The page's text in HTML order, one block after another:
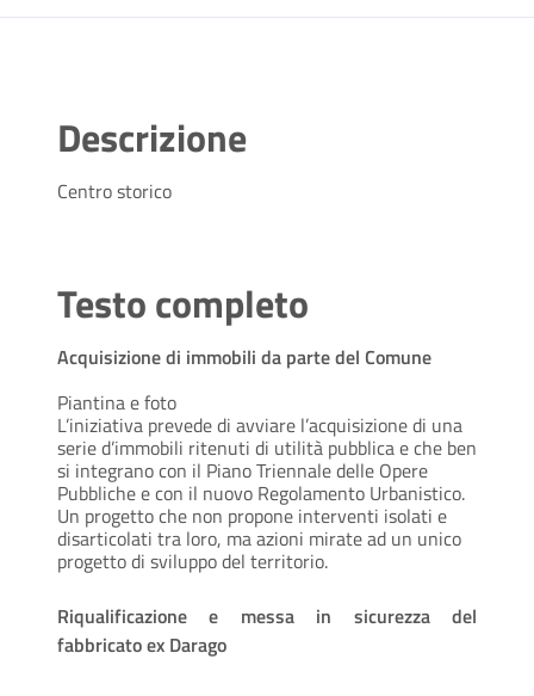
Descrizione
Centro storico
Testo completo
Acquisizione di immobili da parte del Comune
Piantina e foto
L’iniziativa prevede di avviare l’acquisizione di una
serie d’immobili ritenuti di utilità pubblica e che ben
si integrano con il Piano Triennale delle Opere
Pubbliche e con il nuovo Regolamento Urbanistico.
Un progetto che non propone interventi isolati e
disarticolati tra loro, ma azioni mirate ad un unico
progetto di sviluppo del territorio.
Riqualificazione e messa in sicurezza del
fabbricato ex Darago